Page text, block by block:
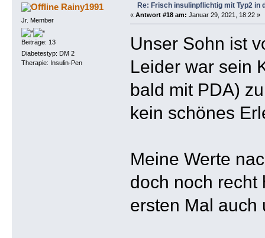
Rainy1991
Jr. Member
Beiträge: 13
Diabetestyp: DM 2
Therapie: Insulin-Pen
Re: Frisch insulinpflichtig mit Typ2 in
« Antwort #18 am: Januar 29, 2021, 18:22 »
Unser Sohn ist
Leider war sein
bald mit PDA)
kein schönes
Meine Werte
doch noch recht
ersten Mal auch